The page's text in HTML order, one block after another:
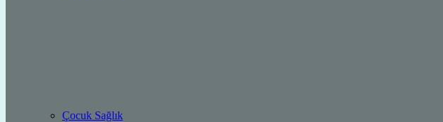
Çocuk Sağlık